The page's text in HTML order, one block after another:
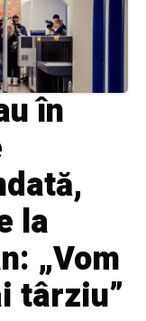
în
la
„Vom
târziu”